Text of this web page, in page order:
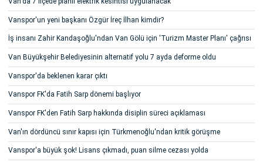
Vanspor'un yeni başkanı Özgür İreç İlhan kimdir?
İş insanı Zahir Kandaşoğlu'ndan Van Gölü için 'Turizm Master Planı' çağrısı
Van Büyükşehir Belediyesinin alternatif yolu 7 ayda deforme oldu
Vanspor'da beklenen karar çıktı
Vanspor FK'da Fatih Sarp dönemi başlıyor
Vanspor FK'den Fatih Sarp hakkında disiplin süreci açıklaması
Van'ın dördüncü sınır kapısı için Türkmenoğlu'ndan kritik görüşme
Vanspor'a büyük şok! Lisans çıkmadı, puan silme cezası yolda